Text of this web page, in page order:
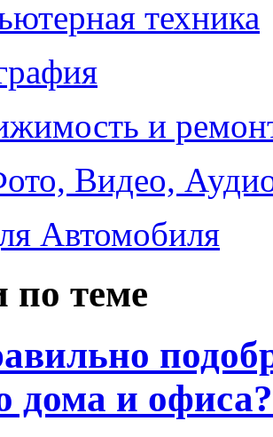
техника
и
Видео,
Автомобиля
по теме
дома и офиса?